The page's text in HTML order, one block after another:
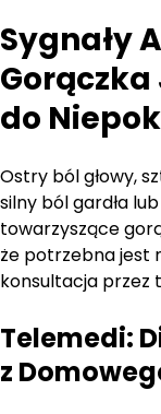
Sygnały
do
Ostry ból głowy,
silny ból gardła
towarzyszące
że potrzebna jest
konsultacja przez
Telemedi:
z